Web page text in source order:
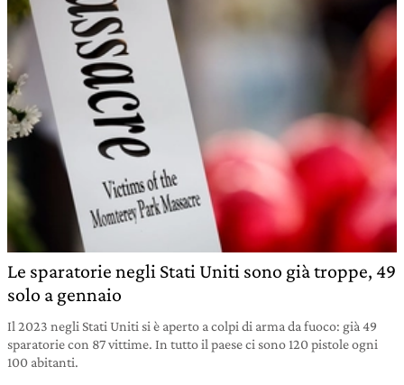
Le sparatorie negli Stati Uniti sono già troppe, 49
solo a gennaio
Il 2023 negli Stati Uniti si è aperto a colpi di arma da fuoco: già 49
sparatorie con 87 vittime. In tutto il paese ci sono 120 pistole ogni
100 abitanti.